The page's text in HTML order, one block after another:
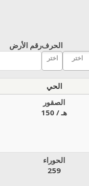
الحرفرقم الأرض
الحي
الصقور
150 / هـ
الحوراء
259